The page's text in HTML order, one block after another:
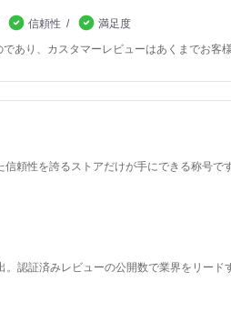
信頼性
満足度
あり、カスタマーレビューはあくまでお
頼性を誇るストアだけが手にできる称号です
認証済みレビューの公開数で業界をリード